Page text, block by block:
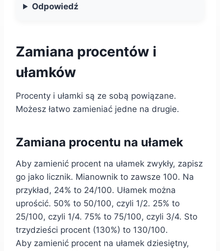
Odpowiedź
Zamiana procentów i
ułamków
Procenty i ułamki są ze sobą powiązane.
Możesz łatwo zamieniać jedne na drugie.
Zamiana procentu na ułamek
Aby zamienić procent na ułamek zwykły, zapisz
go jako licznik. Mianownik to zawsze 100. Na
przykład, 24% to 24/100. Ułamek można
uprościć. 50% to 50/100, czyli 1/2. 25% to
25/100, czyli 1/4. 75% to 75/100, czyli 3/4. Sto
trzydzieści procent (130%) to 130/100.
Aby zamienić procent na ułamek dziesiętny,